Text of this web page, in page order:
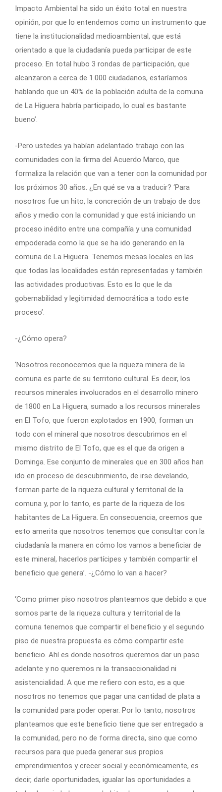
Impacto Ambiental ha sido un éxito total en nuestra
opinión, por que lo entendemos como un instrumento que
tiene la institucionalidad medioambiental, que está
orientado a que la ciudadanía pueda participar de este
proceso. En total hubo 3 rondas de participación, que
alcanzaron a cerca de 1.000 ciudadanos, estaríamos
hablando que un 40% de la población adulta de la comuna
de La Higuera habría participado, lo cual es bastante
bueno’.
-Pero ustedes ya habían adelantado trabajo con las
comunidades con la firma del Acuerdo Marco, que
formaliza la relación que van a tener con la comunidad por
los próximos 30 años. ¿En qué se va a traducir? ‘Para
nosotros fue un hito, la concreción de un trabajo de dos
años y medio con la comunidad y que está iniciando un
proceso inédito entre una compañía y una comunidad
empoderada como la que se ha ido generando en la
comuna de La Higuera. Tenemos mesas locales en las
que todas las localidades están representadas y también
las actividades productivas. Esto es lo que le da
gobernabilidad y legitimidad democrática a todo este
proceso’.
-¿Cómo opera?
‘Nosotros reconocemos que la riqueza minera de la
comuna es parte de su territorio cultural. Es decir, los
recursos minerales involucrados en el desarrollo minero
de 1800 en La Higuera, sumado a los recursos minerales
en El Tofo, que fueron explotados en 1900, forman un
todo con el mineral que nosotros descubrimos en el
mismo distrito de El Tofo, que es el que da origen a
Dominga. Ese conjunto de minerales que en 300 años han
ido en proceso de descubrimiento, de irse develando,
forman parte de la riqueza cultural y territorial de la
comuna y, por lo tanto, es parte de la riqueza de los
habitantes de La Higuera. En consecuencia, creemos que
esto amerita que nosotros tenemos que consultar con la
ciudadanía la manera en cómo los vamos a beneficiar de
este mineral, hacerlos partícipes y también compartir el
beneficio que genera’. -¿Cómo lo van a hacer?
‘Como primer piso nosotros planteamos que debido a que
somos parte de la riqueza cultura y territorial de la
comuna tenemos que compartir el beneficio y el segundo
piso de nuestra propuesta es cómo compartir este
beneficio. Ahí es donde nosotros queremos dar un paso
adelante y no queremos ni la transaccionalidad ni
asistencialidad. A que me refiero con esto, es a que
nosotros no tenemos que pagar una cantidad de plata a
la comunidad para poder operar. Por lo tanto, nosotros
planteamos que este beneficio tiene que ser entregado a
la comunidad, pero no de forma directa, sino que como
recursos para que pueda generar sus propios
emprendimientos y crecer social y económicamente, es
decir, darle oportunidades, igualar las oportunidades a